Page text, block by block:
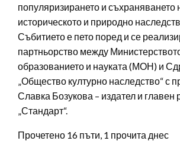
популяризирането и съхраняването
историческото и природно
Събитието е пето поред и се
партньорство между
образованието и науката (МОН) и
„Общество културно наследство“ с
Славка Бозукова – издател и главен
„Стандарт“.
Прочетено 16 пъти, 1 прочита днес